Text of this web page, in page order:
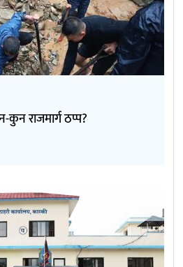
राजमार्ग ठप्प?